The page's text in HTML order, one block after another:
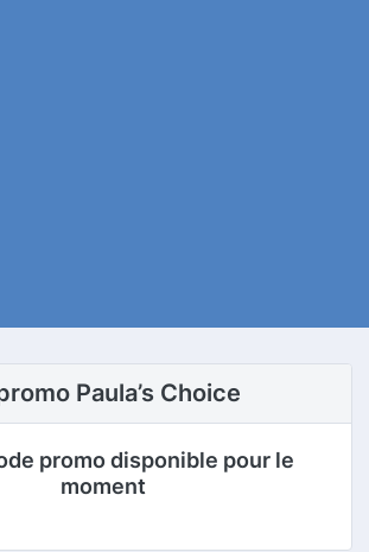
Paula’s Choice
promo disponible pour le
moment